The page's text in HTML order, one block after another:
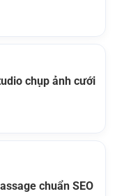
chụp ảnh cưới
chuẩn SEO